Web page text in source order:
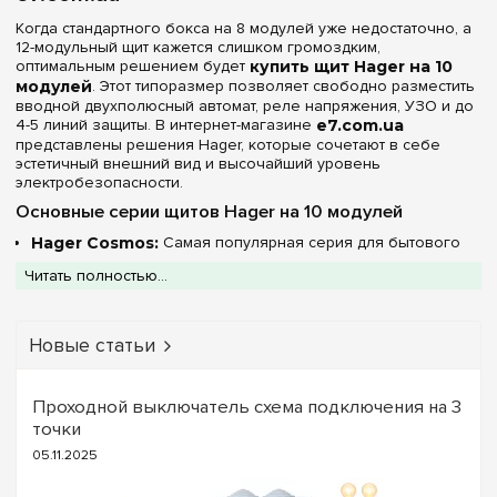
Когда стандартного бокса на 8 модулей уже недостаточно, а
12-модульный щит кажется слишком громоздким,
оптимальным решением будет купить щит Hager на 10
модулей. Этот типоразмер позволяет свободно разместить
вводной двухполюсный автомат, реле напряжения, УЗО и до
4-5 линий защиты. В интернет-магазине e7.com.ua
представлены решения Hager, которые сочетают в себе
эстетичный внешний вид и высочайший уровень
электробезопасности.
Основные серии щитов Hager на 10 модулей
Hager Cosmos: Самая популярная серия для бытового
прозрачными дверцами (IP40), а также открытые варианты
Hager Vector: Профессиональный щит со степенью
защиты IP65 . Пылевлагозащищенный корпус серого цвета
подвалах или на производстве, где требуется защита от
брызг воды и строительной пыли.
Технические характеристики 10-
Читать полностью...
Новые статьи
Проходной выключатель схема подключения на 3
точки
05.11.2025